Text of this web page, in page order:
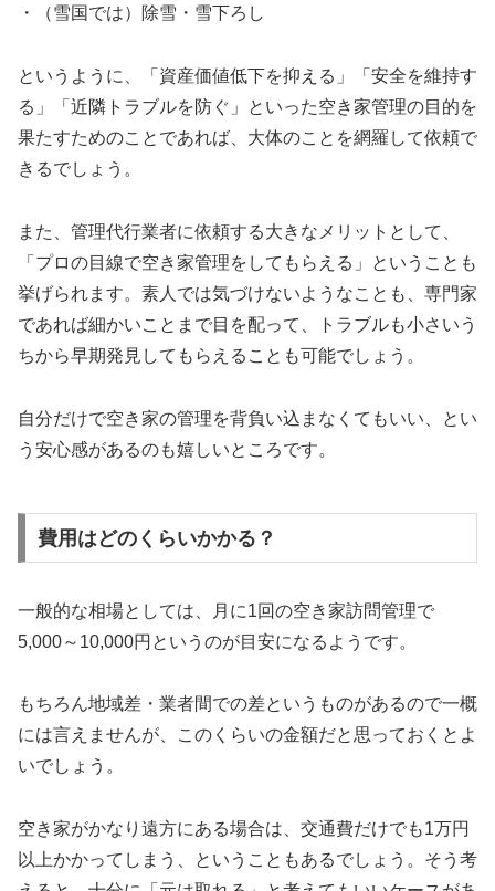
・（雪国では）除雪・雪下ろし
というように、「資産価値低下を抑える」「安全を維持す
る」「近隣トラブルを防ぐ」といった空き家管理の目的を
果たすためのことであれば、大体のことを網羅して依頼で
きるでしょう。
また、管理代行業者に依頼する大きなメリットとして、
「プロの目線で空き家管理をしてもらえる」ということも
挙げられます。素人では気づけないようなことも、専門家
であれば細かいことまで目を配って、トラブルも小さいう
ちから早期発見してもらえることも可能でしょう。
自分だけで空き家の管理を背負い込まなくてもいい、とい
う安心感があるのも嬉しいところです。
費用はどのくらいかかる？
一般的な相場としては、月に1回の空き家訪問管理で
5,000～10,000円というのが目安になるようです。
もちろん地域差・業者間での差というものがあるので一概
には言えませんが、このくらいの金額だと思っておくとよ
いでしょう。
空き家がかなり遠方にある場合は、交通費だけでも1万円
以上かかってしまう、ということもあるでしょう。そう考